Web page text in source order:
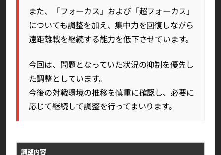
また、「フォーカス」および「超フォーカス」
についても調整を加え、集中力を回復しながら
遠距離戦を継続する能力を低下させています。
今回は、問題となっていた状況の抑制を優先し
た調整としています。
今後の対戦環境の推移を慎重に確認し、必要に
応じて継続して調整を行ってまいります。
調整内容